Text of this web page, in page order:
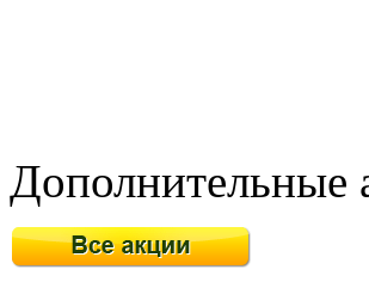
Дополнительные